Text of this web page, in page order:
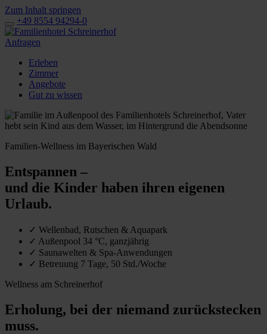
Zum Inhalt springen
+49 8554 94294-0
Anfragen
Erleben
Zimmer
Angebote
Gut zu wissen
Familien-Wellness im Bayerischen Wald
Entspannen –
und die Kinder haben ihren eigenen
Urlaub.
✓ Wellenbad, Rutschen & Aquapark
✓ Außenpool 34 °C, ganzjährig
✓ Saunawelten & Spa-Anwendungen
✓ Betreuung 7 Tage, 50 Std./Woche
Wellness am Schreinerhof
Erholung, bei der niemand zurückstecken
muss.